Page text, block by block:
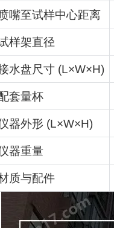
嘴至试样中心距离
样架直径
水盘尺寸 (L×W×H)
套量杯
器外形 (L×W×H)
器重量
质与配件